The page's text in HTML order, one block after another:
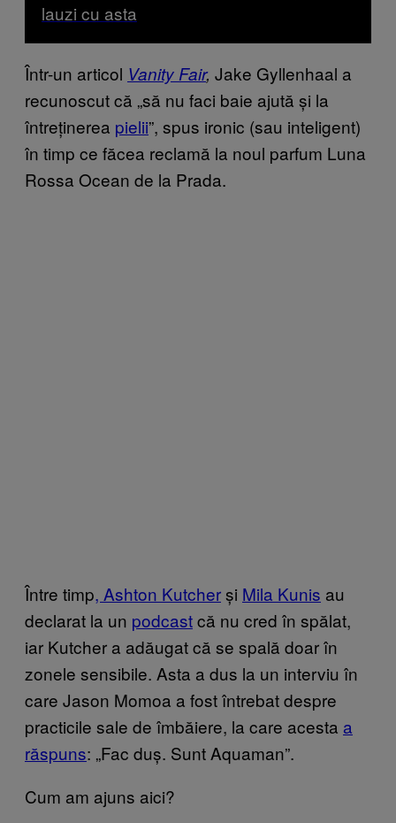
lauzi cu asta
Într-un articol Vanity Fair, Jake Gyllenhaal a
recunoscut că „să nu faci baie ajută și la
întreținerea pielii”, spus ironic (sau inteligent)
în timp ce făcea reclamă la noul parfum Luna
Rossa Ocean de la Prada.
Între timp, Ashton Kutcherși Mila Kunis au
declarat la un podcastcă nu cred în spălat,
iar Kutcher a adăugat că se spală doar în
zonele sensibile. Asta a dus la un interviu în
care Jason Momoa a fost întrebat despre
practicile sale de îmbăiere, la care acesta a
răspuns: „Fac duș. Sunt Aquaman”.
Cum am ajuns aici?